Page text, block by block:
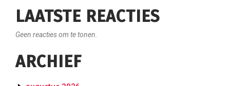
LAATSTE REACTIES
Geen reacties om te tonen.
ARCHIEF